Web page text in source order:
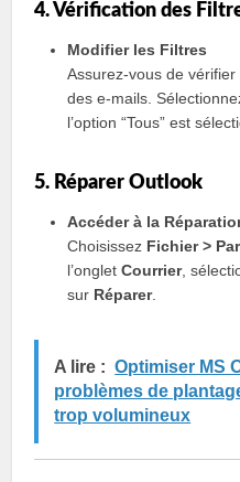
4. Vérification des
Modifier les Filtres
Assurez-vous de
des e-mails.
l’option “Tous” est
5. Réparer Outlook
Accéder à la
Choisissez Fichier >
l’ongletCourrier,
sur Réparer.
A lire : Optimiser MS
problèmes de
trop volumineux